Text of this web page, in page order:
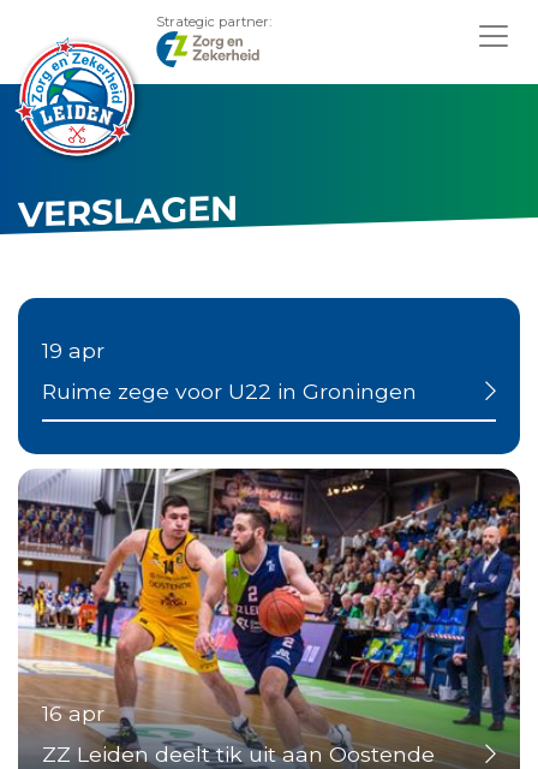
Strategic partner:
VERSLAGEN
19 apr
Ruime zege voor U22 in Groningen
16 apr
ZZ Leiden deelt tik uit aan Oostende